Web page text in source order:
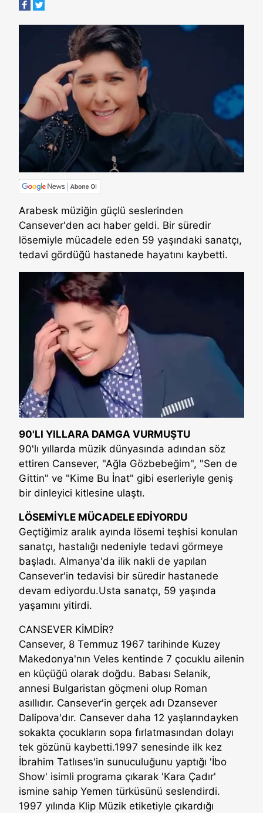
Arabesk müziğin güçlü seslerinden
Cansever'den acı haber geldi. Bir süredir
lösemiyle mücadele eden 59 yaşındaki sanatçı,
tedavi gördüğü hastanede hayatını kaybetti.
90'LI YILLARA DAMGA VURMUŞTU
90'lı yıllarda müzik dünyasında adından söz
ettiren Cansever, "Ağla Gözbebeğim", "Sen de
Gittin" ve "Kime Bu İnat" gibi eserleriyle geniş
bir dinleyici kitlesine ulaştı.
LÖSEMİYLE MÜCADELE EDİYORDU
Geçtiğimiz aralık ayında lösemi teşhisi konulan
sanatçı, hastalığı nedeniyle tedavi görmeye
başladı. Almanya'da ilik nakli de yapılan
Cansever'in tedavisi bir süredir hastanede
devam ediyordu.Usta sanatçı, 59 yaşında
yaşamını yitirdi.
CANSEVER KİMDİR?
Cansever, 8 Temmuz 1967 tarihinde Kuzey
Makedonya'nın Veles kentinde 7 çocuklu ailenin
en küçüğü olarak doğdu. Babası Selanik,
annesi Bulgaristan göçmeni olup Roman
asıllıdır. Cansever'in gerçek adı Dzansever
Dalipova'dır. Cansever daha 12 yaşlarındayken
sokakta çocukların sopa fırlatmasından dolayı
tek gözünü kaybetti.1997 senesinde ilk kez
İbrahim Tatlıses'in sunuculuğunu yaptığı 'İbo
Show' isimli programa çıkarak 'Kara Çadır'
ismine sahip Yemen türküsünü seslendirdi.
1997 yılında Klip Müzik etiketiyle çıkardığı